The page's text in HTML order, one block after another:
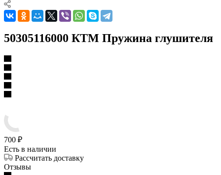
50305116000 КТМ Пружина глушителя
700 ₽
Есть в наличии
Рассчитать доставку
Отзывы